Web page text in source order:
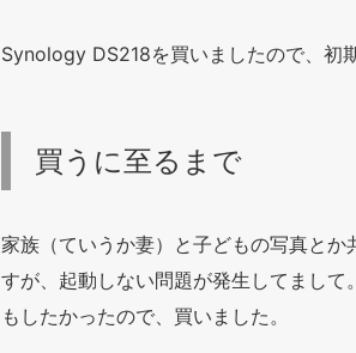
Synology DS218を買いましたので、初
買うに至るまで
家族（ていうか妻）と子どもの写真と
すが、起動しない問題が発生してまし
もしたかったので、買いました。